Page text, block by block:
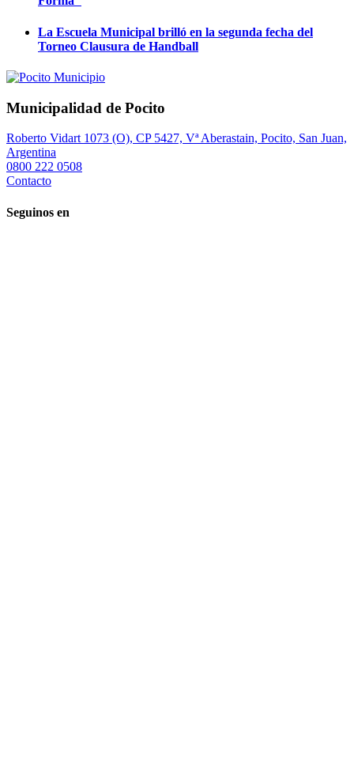
La Escuela Municipal brilló en la segunda fecha del
Torneo Clausura de Handball
Municipalidad de Pocito
Roberto Vidart 1073 (O), CP 5427, Vª Aberastain, Pocito, San Juan,
Argentina
0800 222 0508
Contacto
Seguinos en